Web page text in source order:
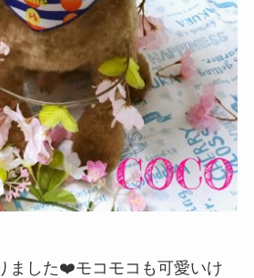
ました❤️モコモコも可愛いけ